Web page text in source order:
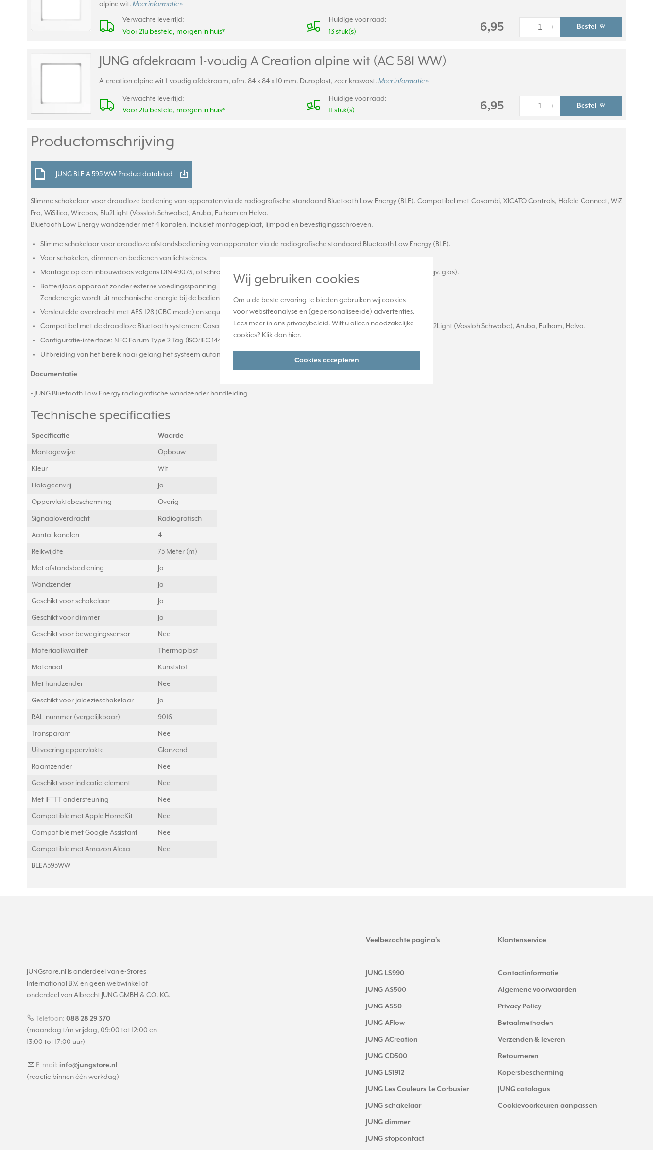
Wij gebruiken cookies
Om u de beste ervaring te bieden gebruiken wij cookies
voor websiteanalyse en (gepersonaliseerde) advertenties.
Lees meer in ons privacybeleid. Wilt u alleen noodzakelijke
cookies? Klik dan hier.
Cookies accepteren
alpine wit. Meer informatie »
Verwachte levertijd:
Voor 21u besteld, morgen in huis*
Huidige voorraad:
13 stuk(s)
6,95 +
- Bestel
JUNG afdekraam 1-voudig A Creation alpine wit (AC 581 WW)
A-creation alpine wit 1-voudig afdekraam, afm. 84 x 84 x 10 mm. Duroplast, zeer krasvast. Meer informatie »
Verwachte levertijd:
Voor 21u besteld, morgen in huis*
Huidige voorraad:
11 stuk(s)
6,95 +
- Bestel
Productomschrijving
JUNG BLE A 595 WW Productdatablad
Slimme schakelaar voor draadloze bediening van apparaten via de radiografische standaard Bluetooth Low Energy (BLE). Compatibel met Casambi, XICATO Controls, Häfele Connect, WiZ
Pro, WiSilica, Wirepas, Blu2Light (Vossloh Schwabe), Aruba, Fulham en Helva.
Bluetooth Low Energy wandzender met 4 kanalen. Inclusief montageplaat, lijmpad en bevestigingsschroeven.
Slimme schakelaar voor draadloze afstandsbediening van apparaten via de radiografische standaard Bluetooth Low Energy (BLE).
Voor schakelen, dimmen en bedienen van lichtscènes.
Montage op een inbouwdoos volgens DIN 49073, of schroefbevestiging op de wand of opplakken op gladde oppervlakken (bijv. glas).
Batterijloos apparaat zonder externe voedingsspanning
Zendenergie wordt uit mechanische energie bij de bediening gegenereerd (energy harvesting).
Versleutelde overdracht met AES-128 (CBC mode) en sequence counter
Compatibel met de draadloze Bluetooth systemen: Casambi, XICATO Controls, Häfele Connect, WiZ Pro, WiSilica, Wirepas, Blu2Light (Vossloh Schwabe), Aruba, Fulham, Helva.
Configuratie-interface: NFC Forum Type 2 Tag (ISO/IEC 14443 Part 2 + 3)
Uitbreiding van het bereik naar gelang het systeem automatisch via netgevoede BT-Mesh apparaten.
Documentatie
- JUNG Bluetooth Low Energy radiografische wandzender handleiding
Technische specificaties
Specificatie Waarde
Montagewijze Opbouw
Kleur Wit
Halogeenvrij Ja
Oppervlaktebescherming Overig
Signaaloverdracht Radiografisch
Aantal kanalen 4
Reikwijdte 75 Meter (m)
Met afstandsbediening Ja
Wandzender Ja
Geschikt voor schakelaar Ja
Geschikt voor dimmer Ja
Geschikt voor bewegingssensor Nee
Materiaalkwaliteit Thermoplast
Materiaal Kunststof
Met handzender Nee
Geschikt voor jaloezieschakelaar Ja
RAL-nummer (vergelijkbaar) 9016
Transparant Nee
Uitvoering oppervlakte Glanzend
Raamzender Nee
Geschikt voor indicatie-element Nee
Met IFTTT ondersteuning Nee
Compatible met Apple HomeKit Nee
Compatible met Google Assistant Nee
Compatible met Amazon Alexa Nee
BLEA595WW
JUNGstore.nl is onderdeel van e-Stores
International B.V. en geen webwinkel of
onderdeel van Albrecht JUNG GMBH & CO. KG.
Telefoon: 088 28 29 370
(maandag t/m vrijdag, 09:00 tot 12:00 en
13:00 tot 17:00 uur)
E-mail: info@jungstore.nl
(reactie binnen één werkdag)
Veelbezochte pagina's
JUNG LS990
JUNG AS500
JUNG A550
JUNG AFlow
JUNG ACreation
JUNG CD500
JUNG LS1912
JUNG Les Couleurs Le Corbusier
JUNG schakelaar
JUNG dimmer
JUNG stopcontact
Klantenservice
Contactinformatie
Algemene voorwaarden
Privacy Policy
Betaalmethoden
Verzenden & leveren
Retourneren
Kopersbescherming
JUNG catalogus
Cookievoorkeuren aanpassen